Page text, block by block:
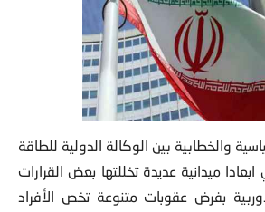
والخطابية بين الوكالة الدولية للطاقة
ابعادا ميدانية عديدة تخللتها بعض القرارات
بفرض عقوبات متنوعة تخص الأفراد